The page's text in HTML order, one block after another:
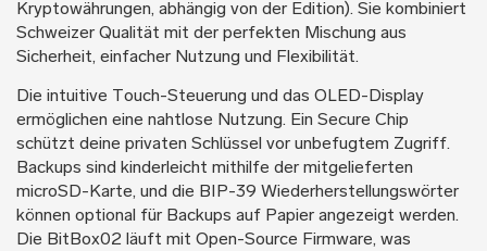
Kryptowährungen, abhängig von der Edition). Sie kombiniert
Schweizer Qualität mit der perfekten Mischung aus
Sicherheit, einfacher Nutzung und Flexibilität.
Die intuitive Touch-Steuerung und das OLED-Display
ermöglichen eine nahtlose Nutzung. Ein Secure Chip
schützt deine privaten Schlüssel vor unbefugtem Zugriff.
Backups sind kinderleicht mithilfe der mitgelieferten
microSD-Karte, und die BIP-39 Wiederherstellungswörter
können optional für Backups auf Papier angezeigt werden.
Die BitBox02 läuft mit Open-Source Firmware, was